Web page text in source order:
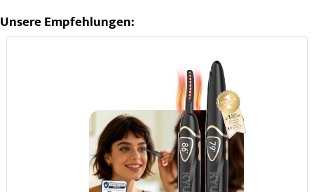
Unsere Empfehlungen: